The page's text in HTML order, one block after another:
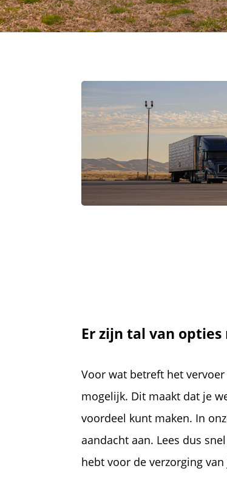
Er zijn tal van
Voor wat betreft het
mogelijk. Dit maakt dat je
voordeel kunt maken. In
aandacht aan. Lees dus
hebt voor de verzorging